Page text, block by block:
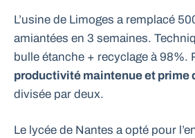
L’usine de Limoges a remplacé
amiantées en 3 semaines.
bulle étanche + recyclage à 98%.
productivité maintenue et prime
divisée par deux.
Le lycée de Nantes a opté pour